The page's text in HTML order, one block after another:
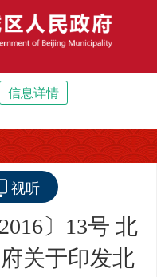
信息详情
视听
〕13号 北
关于印发北